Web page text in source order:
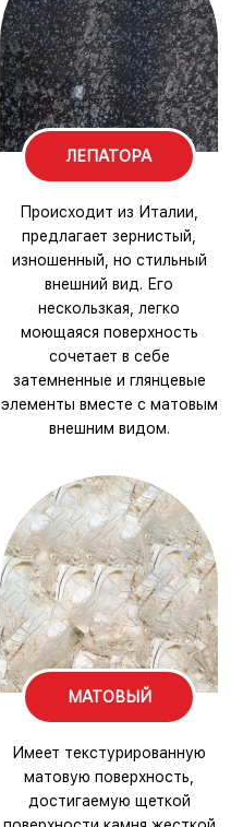
ЛЕПАТОРА
Происходит из Италии,
предлагает зернистый,
изношенный, но стильный
внешний вид. Его
нескользкая, легко
моющаяся поверхность
сочетает в себе
затемненные и глянцевые
элементы вместе с матовым
внешним видом.
МАТОВЫЙ
Имеет текстурированную
матовую поверхность,
достигаемую щеткой